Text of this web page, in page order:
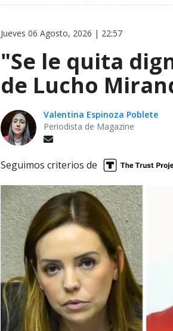
Jueves 06 Agosto, 2026 | 22:57
"Se le quita
de Lucho
Valentina Espinoza Poblete
Periodista de Magazine
Seguimos criterios de